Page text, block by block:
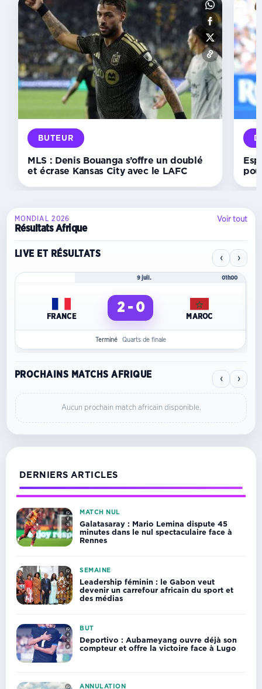
BUT
Deportivo :
Aubameyang
ouvre
déjà
son
compteur
la
victoire
face
Lugo
BUTEUR
MLS : Denis Bouanga s’offre un doublé
et écrase Kansas City avec le LAFC
MONDIAL 2026
Résultats Afrique
Voir tout
LIVE ET RÉSULTATS ‹ ›
9 juil. 01h00
FRANCE
2 - 0
MAROC
Terminé Quarts de finale
PROCHAINS MATCHS AFRIQUE ‹ ›
Aucun prochain match africain disponible.
DERNIERS ARTICLES
MATCH NUL
Galatasaray : Mario Lemina dispute 45
minutes dans le nul spectaculaire face à
Rennes
SEMAINE
Leadership féminin : le Gabon veut
devenir un carrefour africain du sport et
des médias
BUT
Deportivo : Aubameyang ouvre déjà son
compteur et offre la victoire face à Lugo
ANNULATION